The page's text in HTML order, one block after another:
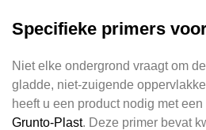
Specifieke primers
Niet elke ondergrond vraagt om
gladde, niet-zuigende
heeft u een product nodig met
Grunto-Plast. Deze primer bevat